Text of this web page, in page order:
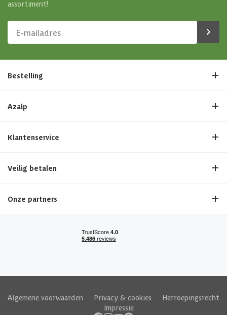
assortiment!
Bestelling
Azalp
Klantenservice
Veilig betalen
Onze partners
Algemene voorwaarden Privacy & cookies
Herroepingsrecht
Impressie